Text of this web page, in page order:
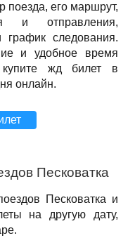
поезда, его маршрут,
и отправления,
график следования.
и удобное время
купите жд билет в
онлайн.
Песковатка
Песковатка и
на другую дату,